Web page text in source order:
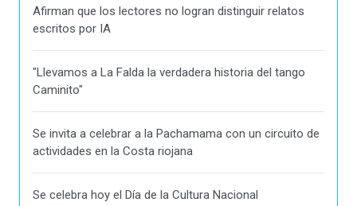
Afirman que los lectores no logran distinguir relatos
escritos por IA
"Llevamos a La Falda la verdadera historia del tango
Caminito"
Se invita a celebrar a la Pachamama con un circuito de
actividades en la Costa riojana
Se celebra hoy el Día de la Cultura Nacional